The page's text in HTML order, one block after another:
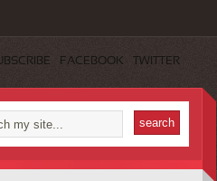
FACEBOOK TWITTER